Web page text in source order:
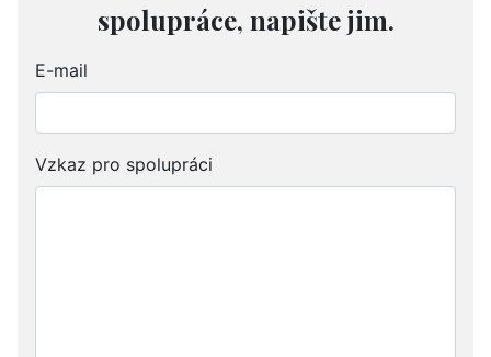
spolupráce, napište jim.
E-mail
Vzkaz pro spolupráci